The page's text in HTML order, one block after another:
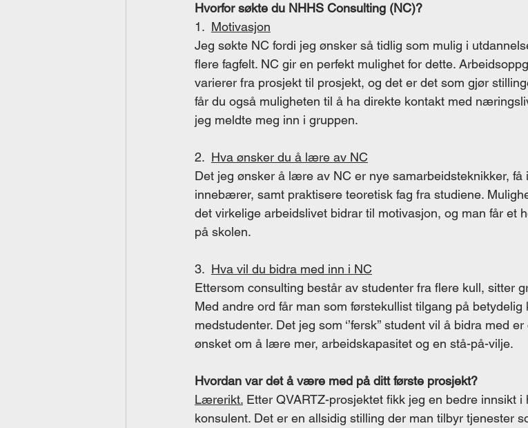
Hvorfor søkte du NHHS Consulting (NC)?
1. Motivasjon
Jeg søkte NC fordi jeg ønsker så tidlig som mulig i
flere fagfelt. NC gir en perfekt mulighet for dette.
varierer fra prosjekt til prosjekt, og det er det som gjør
får du også muligheten til å ha direkte kontakt med
jeg meldte meg inn i gruppen.
2. Hva ønsker du å lære av NC
Det jeg ønsker å lære av NC er nye samarbeidsteknikker, få
innebærer, samt praktisere teoretisk fag fra studiene.
det virkelige arbeidslivet bidrar til motivasjon, og man får et
på skolen.
3. Hva vil du bidra med inn i NC
Ettersom consulting består av studenter fra flere kull, sitter
Med andre ord får man som førstekullist tilgang på
medstudenter. Det jeg som ‘’fersk’’ student vil å bidra med
ønsket om å lære mer, arbeidskapasitet og en stå-på-vilje.
Hvordan var det å være med på ditt første prosjekt?
Lærerikt. Etter QVARTZ-prosjektet fikk jeg en bedre innsikt
konsulent. Det er en allsidig stilling der man tilbyr tjenester